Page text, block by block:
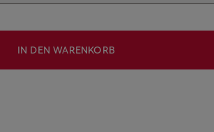
IN DEN WARENKORB